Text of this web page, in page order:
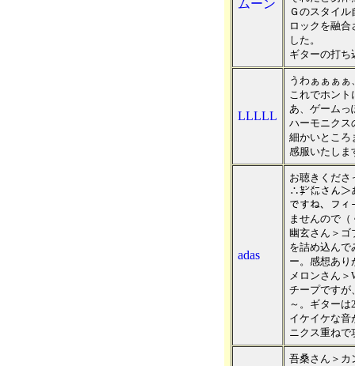
ムーン
Ｇのスタイ
ロックを融
した。
ギターの打
LLLLL
うわぁぁぁぁ
これでホント
あ、ゲームっ
ハーモニクス
細かいところ
感服いたしま
adas
お聴きくださ
∴㌢㍍さん＞
ですね、フィ
ませんので（
幽玄さん＞ゴ
を詰め込んで
ー。感想あり
メロンさん＞
チープですが
～。ギターは
イケイケな音
ニクス重ねで
吾桑さん＞カ